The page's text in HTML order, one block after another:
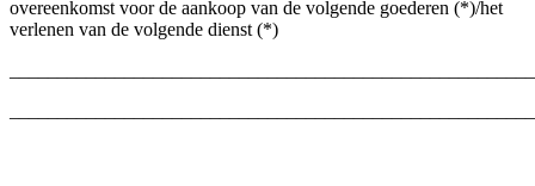
overeenkomst voor de aankoop van de volgende goederen (*)/het
verlenen van de volgende dienst (*)